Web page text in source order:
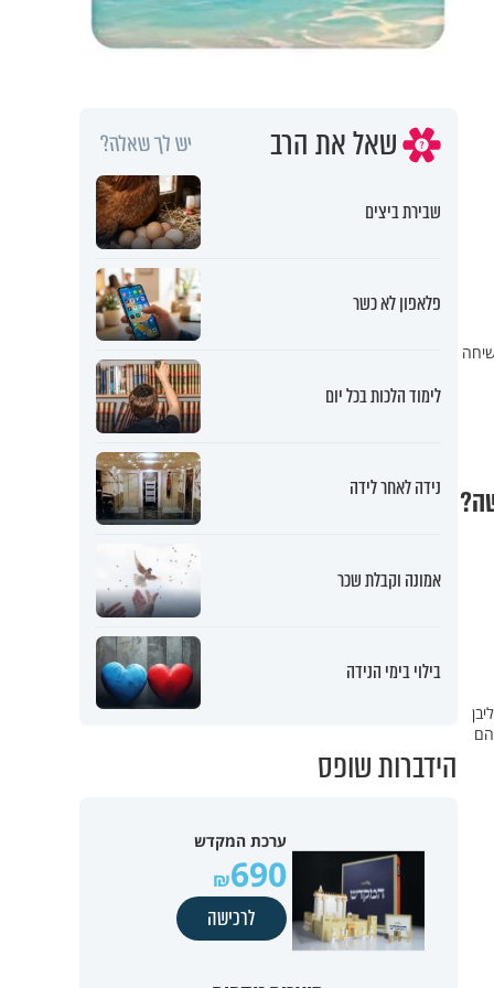
הם
שאל את הרב יש לך שאלה?
שבירת ביצים
פלאפון לא כשר
לימוד הלכות בכל יום
נידה לאחר לידה
אמונה וקבלת שכר
בילוי בימי הנידה
הידברות שופס
ערכת המקדש
690
לרכישה